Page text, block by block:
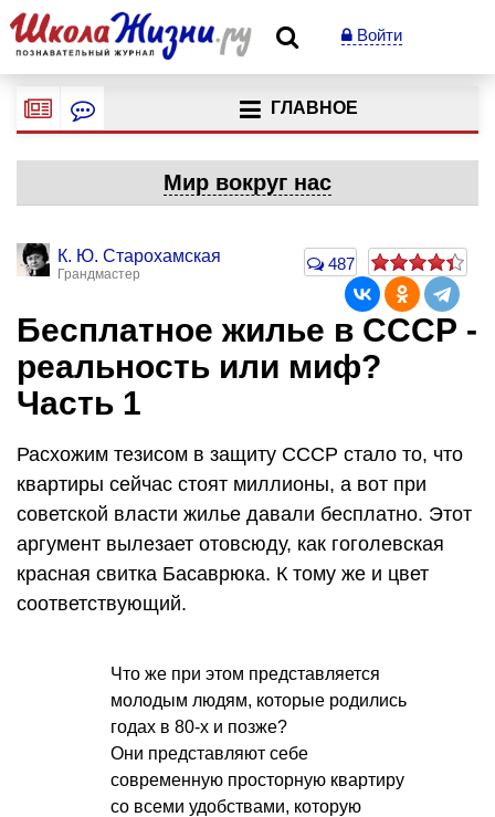
Войти
ГЛАВНОЕ
Мир вокруг нас
К. Ю. Старохамская
Грандмастер
487
Бесплатное жилье в СССР -
реальность или миф?
Часть 1
Расхожим тезисом в защиту СССР стало то, что
квартиры сейчас стоят миллионы, а вот при
советской власти жилье давали бесплатно. Этот
аргумент вылезает отовсюду, как гоголевская
красная свитка Басаврюка. К тому же и цвет
соответствующий.
Что же при этом представляется
молодым людям, которые родились
годах в 80-х и позже?
Они представляют себе
современную просторную квартиру
со всеми удобствами, которую